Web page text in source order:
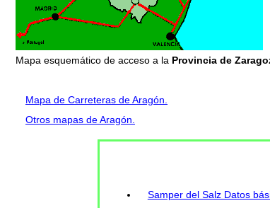
Mapa esquemático de acceso a la Provincia de
Mapa de Carreteras de Aragón.
Otros mapas de Aragón.
Samper del Salz Datos